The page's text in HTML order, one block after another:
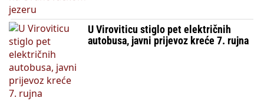
U Viroviticu stiglo pet električnih
autobusa, javni prijevoz kreće 7. rujna